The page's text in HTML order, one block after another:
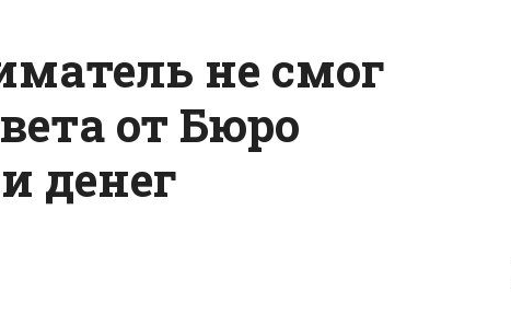
не смог
от Бюро
денег